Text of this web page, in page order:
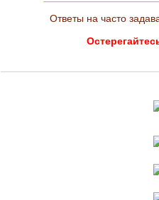
Ответы на часто